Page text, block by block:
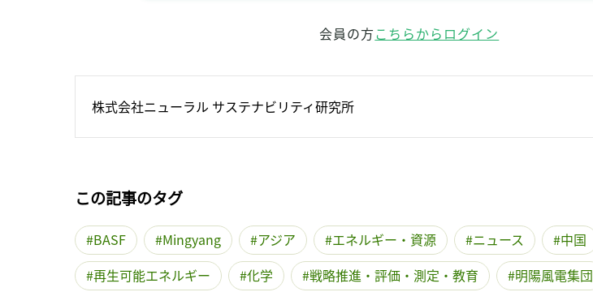
会員の方こちらからログイン
株式会社ニューラル サステナビリティ研究所
この記事のタグ
BASF Mingyang アジア エネルギー・資源 ニュース
中国
再生可能エネルギー
化学 戦略推進・評価・測定・教育 明陽風電集団